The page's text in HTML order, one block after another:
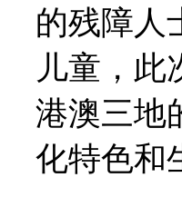
的残障人
儿童，此
港澳三地
化特色和